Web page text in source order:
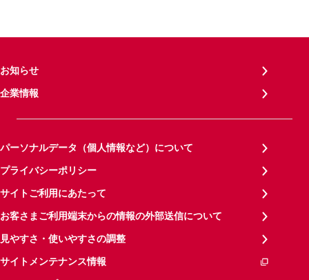
お知らせ
企業情報
パーソナルデータ（個人情報など）について
プライバシーポリシー
サイトご利用にあたって
お客さまご利用端末からの情報の外部送信について
見やすさ・使いやすさの調整
サイトメンテナンス情報